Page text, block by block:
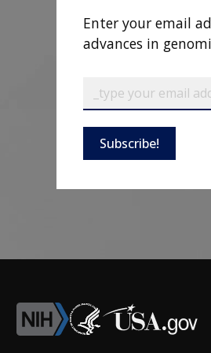
Enter your email
advances in
Subscribe!